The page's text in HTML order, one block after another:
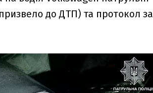
до ДТП) та протокол за